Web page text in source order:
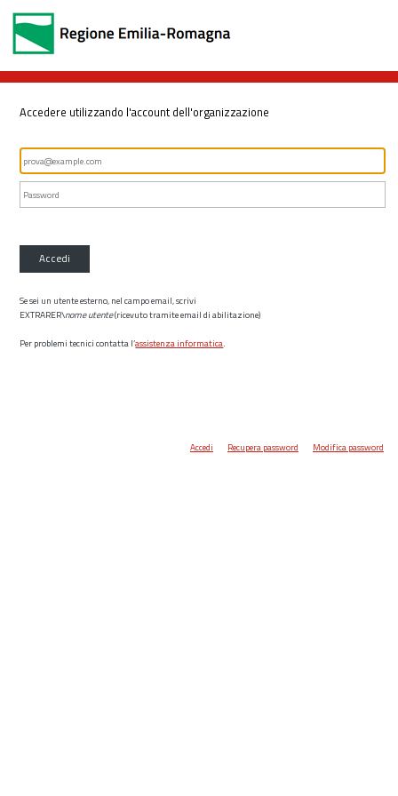
Accedere utilizzando l'account dell'organizzazione
Accedi
Se sei un utente esterno, nel campo email, scrivi
EXTRARER\nome utente(ricevuto tramite email di abilitazione)
Per problemi tecnici contatta l’assistenza informatica.
Accedi Recupera password Modifica password